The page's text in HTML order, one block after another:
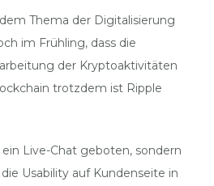
Thema der Digitalisierung
im Frühling, dass die
der Kryptoaktivitäten
trotzdem ist Ripple
Live-Chat geboten, sondern
Usability auf Kundenseite in